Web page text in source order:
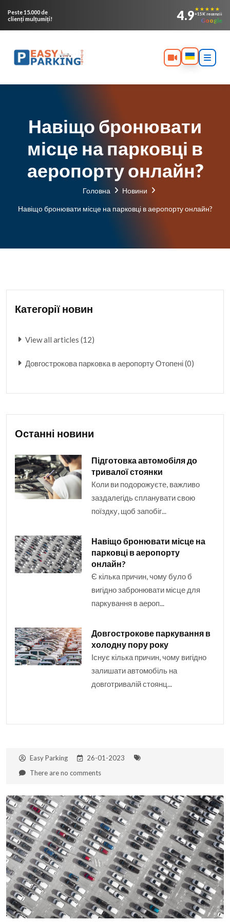
Peste 15.000 de
clienți mulțumiți!
4.9★★★★★
+15K recenzii
Google
Навіщо бронювати
місце на парковці в
аеропорту онлайн?
Головна Новини
Навіщо бронювати місце на парковці в аеропорту онлайн?
Категорії новин
View all articles (12)
Довгострокова парковка в аеропорту Отопені (0)
Останні новини
Підготовка автомобіля до
тривалої стоянки
Коли ви подорожуєте, важливо
заздалегідь спланувати свою
поїздку, щоб запобіг...
Навіщо бронювати місце на
парковці в аеропорту
онлайн?
Є кілька причин, чому було б
вигідно забронювати місце для
паркування в аероп...
Довгострокове паркування в
холодну пору року
Існує кілька причин, чому вигідно
залишати автомобіль на
довготривалій стоянц...
Easy Parking
26-01-2023
There are no comments